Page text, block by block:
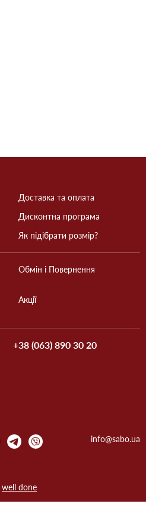
Доставка та оплата
Дисконтна програма
Як підібрати розмір?
Обмін і Повернення
Акції
+38 (063) 890 30 20
info@sabo.ua
well done